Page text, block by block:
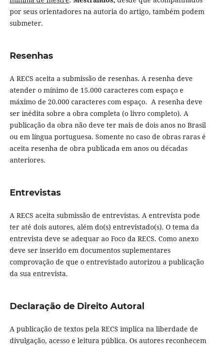
por seus orientadores na autoria do artigo, também podem
submeter.
Resenhas
A RECS aceita a submissão de resenhas. A resenha deve
atender o mínimo de 15.000 caracteres com espaço e
máximo de 20.000 caracteres com espaço. A resenha deve
ser inédita sobre a obra completa (o livro completo). A
publicação da obra não deve ter mais de dois anos no Brasil
ou em língua portuguesa. Somente no caso de obras raras é
aceita resenha de obra publicada em anos ou décadas
anteriores.
Entrevistas
A RECS aceita submissão de entrevistas. A entrevista pode
ter até dois autores, além do(s) entrevistado(s). O tema da
entrevista deve se adequar ao Foco da RECS. Como anexo
deve ser inserido em documentos suplementares
comprovação de que o entrevistado autorizou a publicação
da sua entrevista.
Declaração de Direito Autoral
A publicação de textos pela RECS implica na liberdade de
divulgação, acesso e leitura pública. Os autores reconhecem